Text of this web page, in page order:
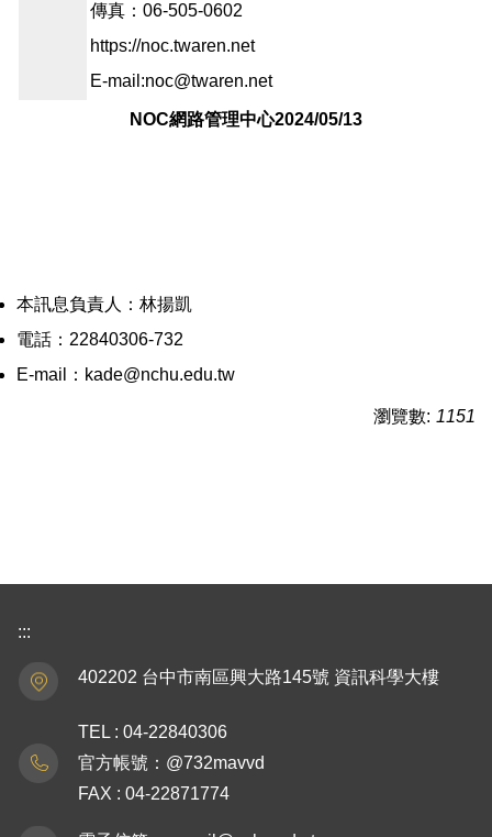
傳真：06-505-0602
https://noc.twaren.net
E-mail:noc@twaren.net
NOC網路管理中心2024/05/13
本訊息負責人：林揚凱
電話：22840306-732
E-mail：kade@nchu.edu.tw
瀏覽數: 1151
:::
402202 台中市南區興大路145號 資訊科學大樓
TEL : 04-22840306
官方帳號：@732mavvd
FAX : 04-22871774